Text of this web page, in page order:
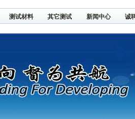
测试材料 其它测试 新闻中心 诚